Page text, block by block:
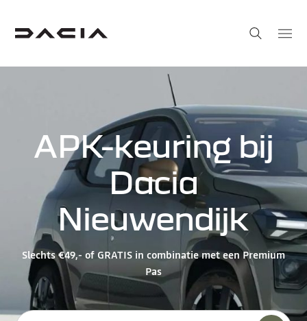
APK-keuring bij
Dacia
Nieuwendijk
Slechts €49,- of GRATIS in combinatie met een Premium
Pas